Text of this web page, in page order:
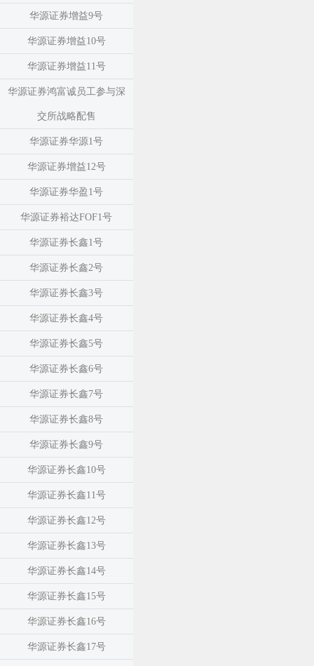
华源证券增益9号
华源证券增益10号
华源证券增益11号
华源证券鸿富诚员工参与深
交所战略配售
华源证券华源1号
华源证券增益12号
华源证券华盈1号
华源证券裕达FOF1号
华源证券长鑫1号
华源证券长鑫2号
华源证券长鑫3号
华源证券长鑫4号
华源证券长鑫5号
华源证券长鑫6号
华源证券长鑫7号
华源证券长鑫8号
华源证券长鑫9号
华源证券长鑫10号
华源证券长鑫11号
华源证券长鑫12号
华源证券长鑫13号
华源证券长鑫14号
华源证券长鑫15号
华源证券长鑫16号
华源证券长鑫17号